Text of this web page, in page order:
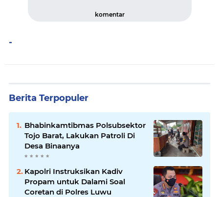
komentar
-
Berita Terpopuler
Bhabinkamtibmas Polsubsektor
Tojo Barat, Lakukan Patroli Di
Desa Binaanya
Kapolri Instruksikan Kadiv
Propam untuk Dalami Soal
Coretan di Polres Luwu